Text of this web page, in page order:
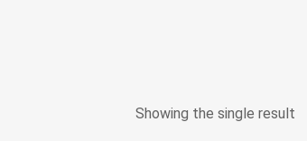
Showing the single result